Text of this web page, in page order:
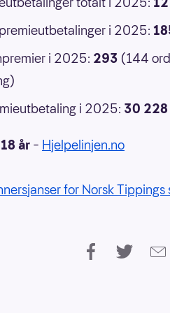
i 2025:
i 2025: 293 (144
i 2025: 30
år – Hjelpelinjen.no
for Norsk Tippings